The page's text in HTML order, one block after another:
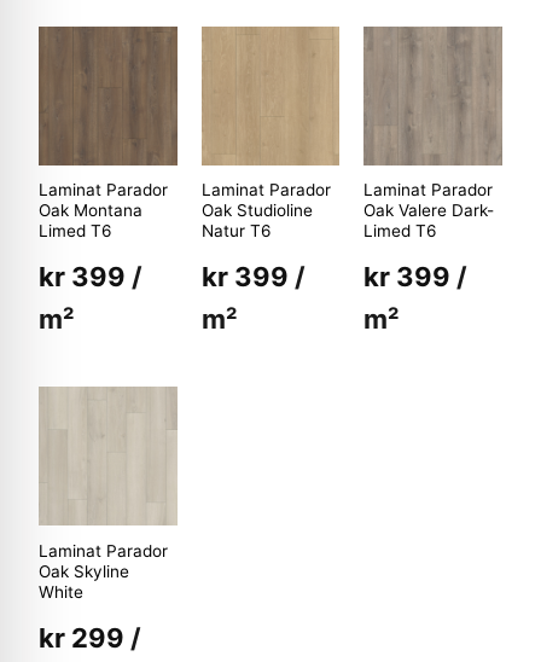
Laminat Parador
Oak Montana
Limed T6
kr 399 /
m²
Laminat Parador
Oak Studioline
Natur T6
kr399 /
m²
Laminat Parador
Oak Valere Dark-
Limed T6
kr399 /
m²
Laminat Parador
Oak Skyline
White
kr 299 /